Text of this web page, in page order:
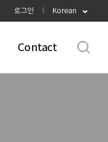
로그인 Korean
Contact